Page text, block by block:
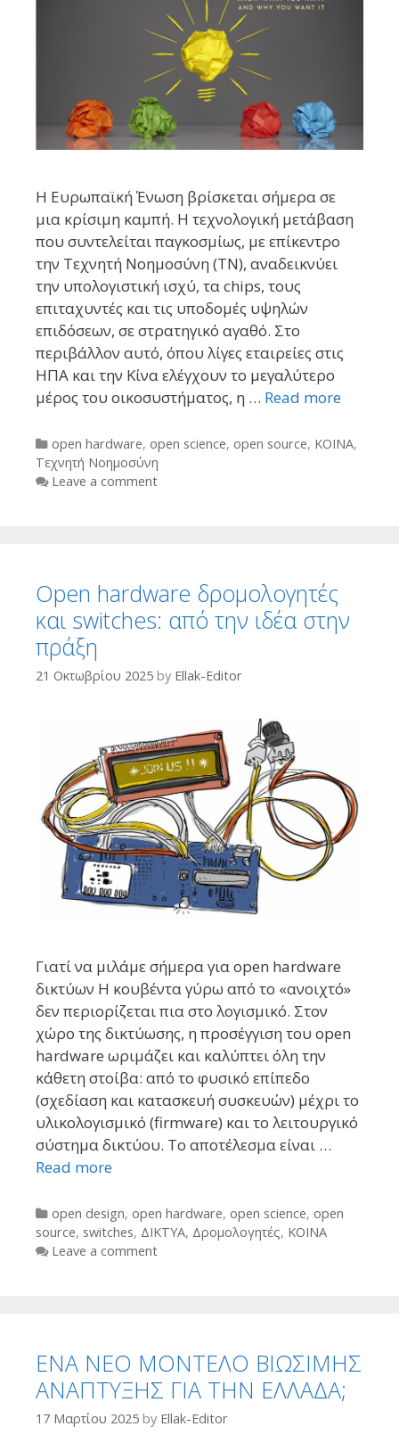
Η Ευρωπαϊκή Ένωση βρίσκεται σήμερα σε
μια κρίσιμη καμπή. Η τεχνολογική μετάβαση
που συντελείται παγκοσμίως, με επίκεντρο
την Τεχνητή Νοημοσύνη (ΤΝ), αναδεικνύει
την υπολογιστική ισχύ, τα chips, τους
επιταχυντές και τις υποδομές υψηλών
επιδόσεων, σε στρατηγικό αγαθό. Στο
περιβάλλον αυτό, όπου λίγες εταιρείες στις
ΗΠΑ και την Κίνα ελέγχουν το μεγαλύτερο
μέρος του οικοσυστήματος, η … Read more
Categories
open hardware, open science, open source, ΚΟΙΝΑ,
Τεχνητή Νοημοσύνη
Leave a comment
Open hardware δρομολογητές
και switches: από την ιδέα στην
πράξη
21 Οκτωβρίου 2025 by Ellak-Editor
Γιατί να μιλάμε σήμερα για open hardware
δικτύων Η κουβέντα γύρω από το «ανοιχτό»
δεν περιορίζεται πια στο λογισμικό. Στον
χώρο της δικτύωσης, η προσέγγιση του open
hardware ωριμάζει και καλύπτει όλη την
κάθετη στοίβα: από το φυσικό επίπεδο
(σχεδίαση και κατασκευή συσκευών) μέχρι το
υλικολογισμικό (firmware) και το λειτουργικό
σύστημα δικτύου. Το αποτέλεσμα είναι …
Read more
Categories
open design, open hardware, open science, open
source, switches, ΔΙΚΤΥΑ, Δρομολογητές, ΚΟΙΝΑ
Leave a comment
ΕΝΑ ΝΕΟ ΜΟΝΤΕΛΟ ΒΙΩΣΙΜΗΣ
ΑΝΑΠΤΥΞΗΣ ΓΙΑ ΤΗΝ ΕΛΛΑΔΑ;
17 Μαρτίου 2025 by Ellak-Editor